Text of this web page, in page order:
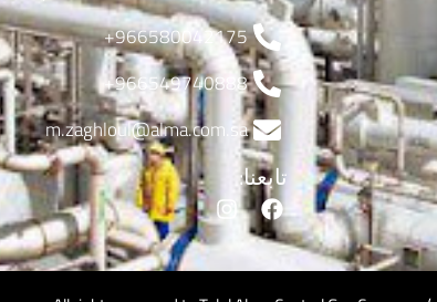
966580042175+
966549740888+
m.zaghloul@alma.com.sa
تابعنا: